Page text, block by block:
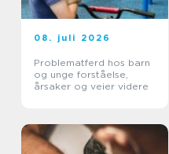
08. juli 2026
Problematferd hos barn
og unge forståelse,
årsaker og veier videre